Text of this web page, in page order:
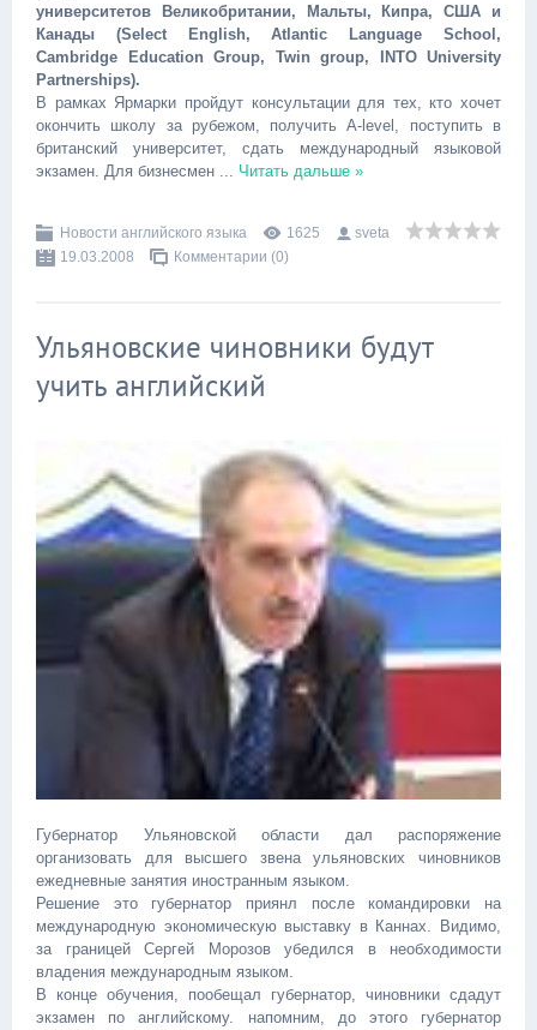
университетов Великобритании, Мальты, Кипра, США и
Канады (Select English, Atlantic Language School,
Cambridge Education Group, Twin group, INTO University
Partnerships).
В рамках Ярмарки пройдут консультации для тех, кто хочет
окончить школу за рубежом, получить A-level, поступить в
британский университет, сдать международный языковой
экзамен. Для бизнесмен ... Читать дальше »
Новости английского языка 1625
sveta
19.03.2008
Комментарии (0)
Ульяновские чиновники будут
учить английский
Губернатор Ульяновской области дал распоряжение
организовать для высшего звена ульяновских чиновников
ежедневные занятия иностранным языком.
Решение это губернатор приянл после командировки на
международную экономическую выставку в Каннах. Видимо,
за границей Сергей Морозов убедился в необходимости
владения международным языком.
В конце обучения, пообещал губернатор, чиновники сдадут
экзамен по английскому. напомним, до этого губернатор